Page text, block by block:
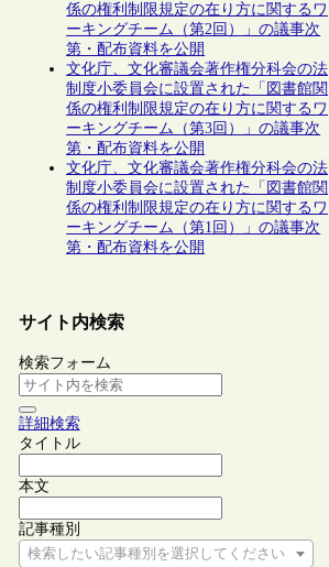
係の権利制限規定の在り方に関するワ
ーキングチーム（第2回）」の議事次
第・配布資料を公開
文化庁、文化審議会著作権分科会の法
制度小委員会に設置された「図書館関
係の権利制限規定の在り方に関するワ
ーキングチーム（第3回）」の議事次
第・配布資料を公開
文化庁、文化審議会著作権分科会の法
制度小委員会に設置された「図書館関
係の権利制限規定の在り方に関するワ
ーキングチーム（第1回）」の議事次
第・配布資料を公開
サイト内検索
検索フォーム
詳細検索
タイトル
本文
記事種別
検索したい記事種別を選択してください